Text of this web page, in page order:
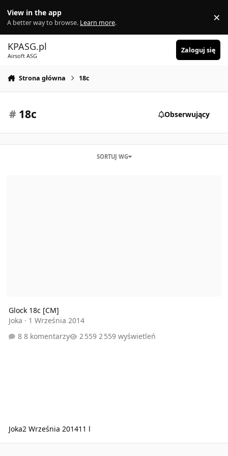
View in the app
A better way to browse. Learn more. ×
KPASG.pl
Airsoft ASG
Zaloguj się
Strona główna 18c
# 18c Obserwujący
SORTUJ WG
Glock 18c [CM]
Joka · 1 Września 2014
8 komentarzy
2 559 wyświetleń
Joka2 Września 201411 l